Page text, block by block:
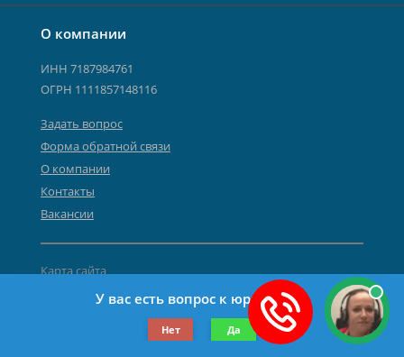
О компании
ИНН 7187984761
ОГРН 1111857148116
Задать вопрос
Форма обратной связи
О компании
Контакты
Вакансии
©2019-2026 Все права защищены.
Карта сайта
Политика персональных данных
У вас есть вопрос к юристу?
Нет Да